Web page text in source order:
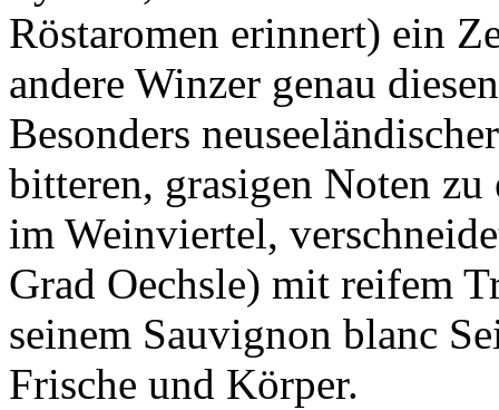
Röstaromen erinnert) ein
andere Winzer genau
Besonders
bitteren, grasigen Noten
im Weinviertel,
Grad Oechsle) mit reifem
seinem Sauvignon blanc
Frische und Körper.